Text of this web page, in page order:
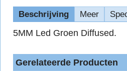
Beschrijving Meer
5MM Led Groen Diffused.
Gerelateerde Producten